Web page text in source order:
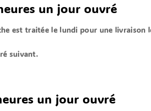
un jour ouvré
est traitée le lundi pour une livraison
suivant.
un jour ouvré